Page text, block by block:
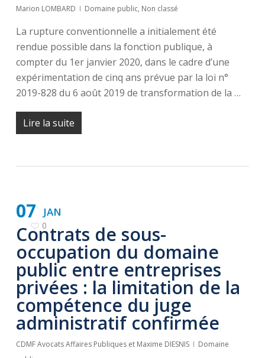
Marion LOMBARD Domaine public, Non classé
La rupture conventionnelle a initialement été
rendue possible dans la fonction publique, à
compter du 1er janvier 2020, dans le cadre d’une
expérimentation de cinq ans prévue par la loi n°
2019-828 du 6 août 2019 de transformation de la …
Lire la suite
JAN
07
0
Contrats de sous-
occupation du domaine
public entre entreprises
privées : la limitation de la
compétence du juge
administratif confirmée
CDMF Avocats Affaires Publiques et Maxime DIESNIS
Domaine